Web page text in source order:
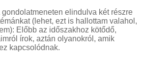
elindulva két részre
(lehet, ezt is hallottam valahol,
Előbb az időszakhoz kötődő,
írok, aztán olyanokról, amik
kapcsolódnak.